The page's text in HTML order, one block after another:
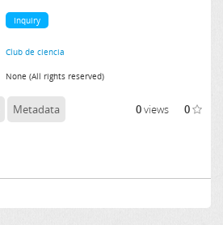
Inquiry
Club de ciencia
None (All rights reserved)
Metadata 0views 0